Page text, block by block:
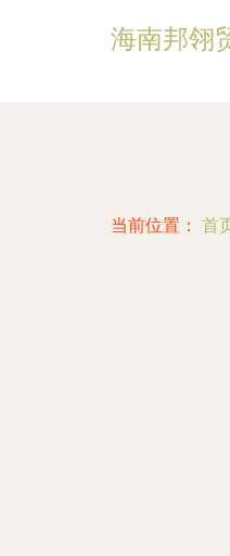
海南邦翎
当前位置： 首